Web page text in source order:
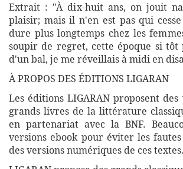
Extrait : "À dix-huit ans, on jouit
plaisir; mais il n'en est pas qui
dure plus longtemps chez les
soupir de regret, cette époque si tôt
d'un bal, je me réveillais à midi en
À PROPOS DES ÉDITIONS LIGARAN
Les éditions LIGARAN proposent
grands livres de la littérature
en partenariat avec la BNF.
versions ebook pour éviter les
des versions numériques de ces textes.